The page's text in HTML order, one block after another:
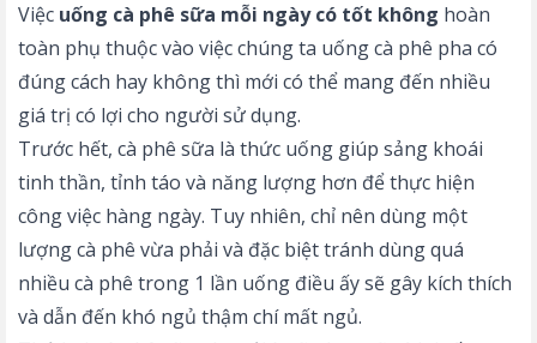
Việc uống cà phê sữa mỗi ngày có tốt không hoàn
toàn phụ thuộc vào việc chúng ta uống cà phê pha có
đúng cách hay không thì mới có thể mang đến nhiều
giá trị có lợi cho người sử dụng.
Trước hết, cà phê sữa là thức uống giúp sảng khoái
tinh thần, tỉnh táo và năng lượng hơn để thực hiện
công việc hàng ngày. Tuy nhiên, chỉ nên dùng một
lượng cà phê vừa phải và đặc biệt tránh dùng quá
nhiều cà phê trong 1 lần uống điều ấy sẽ gây kích thích
và dẫn đến khó ngủ thậm chí mất ngủ.